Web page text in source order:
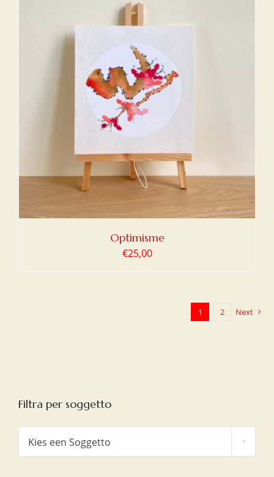
Optimisme
€25,00
1 2 Next
Filtra per soggetto
Kies een Soggetto